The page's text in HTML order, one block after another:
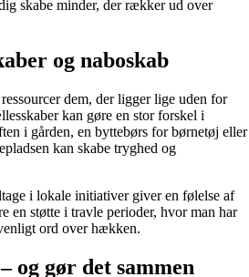
skabe minder, der rækker ud over
og naboskab
dem, der ligger lige uden for
kan gøre en stor forskel i
i gården, en byttebørs for børnetøj eller
kan skabe tryghed og
i lokale initiativer giver en følelse af
en støtte i travle perioder, hvor man har
ord over hækken.
og gør det sammen